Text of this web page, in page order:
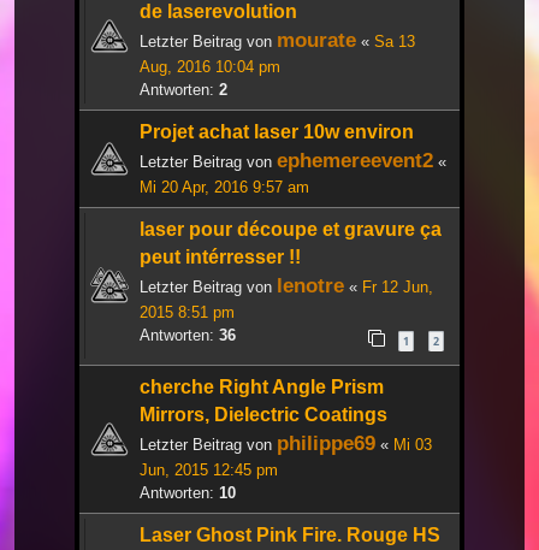
de laserevolution
Letzter Beitrag von mourate « Sa 13
Aug, 2016 10:04 pm
Antworten: 2
Projet achat laser 10w environ
Letzter Beitrag von ephemereevent2 «
Mi 20 Apr, 2016 9:57 am
laser pour découpe et gravure ça
peut intérresser !!
Letzter Beitrag von lenotre « Fr 12 Jun,
2015 8:51 pm
Antworten: 36 1 2
cherche Right Angle Prism
Mirrors, Dielectric Coatings
Letzter Beitrag von philippe69 « Mi 03
Jun, 2015 12:45 pm
Antworten: 10
Laser Ghost Pink Fire. Rouge HS